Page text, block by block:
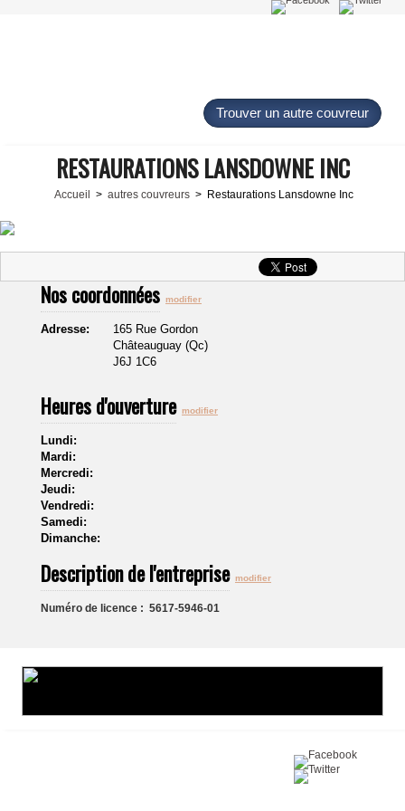
Trouver un autre couvreur
RESTAURATIONS LANSDOWNE INC
Accueil > autres couvreurs > Restaurations Lansdowne Inc
Nos coordonnées modifier
Adresse:
165 Rue Gordon
Châteauguay (Qc)
J6J 1C6
Heures d'ouverture modifier
Lundi:
Mardi:
Mercredi:
Jeudi:
Vendredi:
Samedi:
Dimanche:
Description de l'entreprise modifier
Numéro de licence : 5617-5946-01